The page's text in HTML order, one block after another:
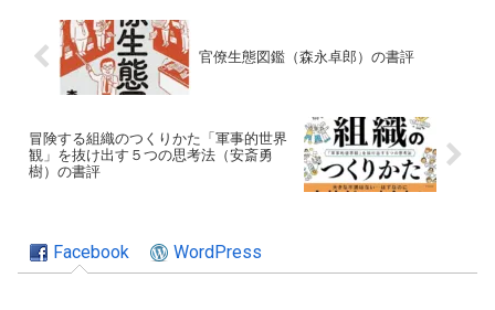
官僚生態図鑑（森永卓郎）の書評
冒険する組織のつくりかた「軍事的世界
観」を抜け出す５つの思考法（安斎勇
樹）の書評
Facebook WordPress